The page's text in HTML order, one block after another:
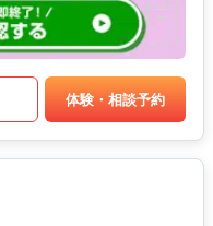
体験・相談予約